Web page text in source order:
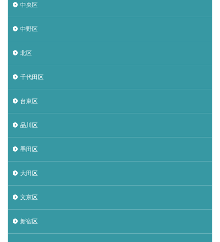
中央区
中野区
北区
千代田区
台東区
品川区
墨田区
大田区
文京区
新宿区